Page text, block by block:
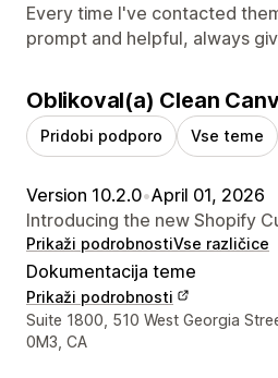
Every time I've contacted
prompt and helpful, always
Oblikoval(a) Clean
Pridobi podporo Vse teme
Version 10.2.0•April 01, 2026
Introducing the new Shopify
Prikaži podrobnostiVse različice
Dokumentacija teme
Prikaži podrobnosti
Podatki za stik z oblikovalcem
Suite 1800, 510 West Georgia
0M3, CA